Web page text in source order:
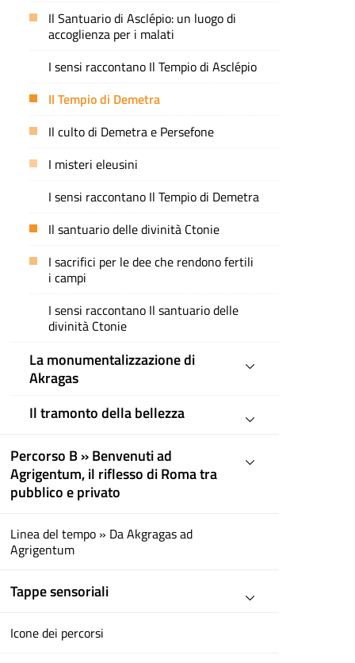
Il Santuario di Asclépio: un luogo di
accoglienza per i malati
I sensi raccontano Il Tempio di Asclépio
Il Tempio di Demetra
Il culto di Demetra e Persefone
I misteri eleusini
I sensi raccontano Il Tempio di Demetra
Il santuario delle divinità Ctonie
I sacrifici per le dee che rendono fertili
i campi
I sensi raccontano Il santuario delle
divinità Ctonie
La monumentalizzazione di
Akragas
Il tramonto della bellezza
Percorso B » Benvenuti ad
Agrigentum, il riflesso di Roma tra
pubblico e privato
Linea del tempo » Da Akgragas ad
Agrigentum
Tappe sensoriali
Icone dei percorsi